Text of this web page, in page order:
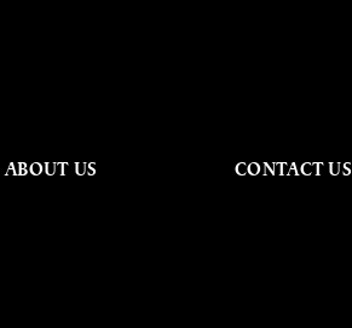
ABOUT US CONTACT US